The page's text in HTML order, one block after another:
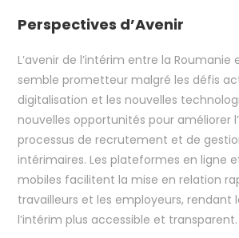
Perspectives d’Avenir
L’avenir de l’intérim entre la Roumanie
semble prometteur malgré les défis
digitalisation et les nouvelles
nouvelles opportunités pour améliorer
processus de recrutement et de
intérimaires. Les plateformes en ligne
mobiles facilitent la mise en relation
travailleurs et les employeurs, rendant
l’intérim plus accessible et transparent.